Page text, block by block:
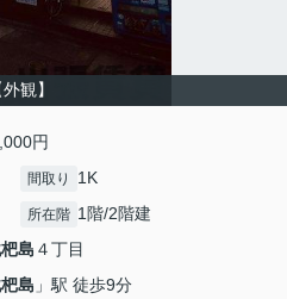
外観】
円
間取り 1K
所在階 1階/2階建
島 ４丁目
島 」駅 徒歩9分